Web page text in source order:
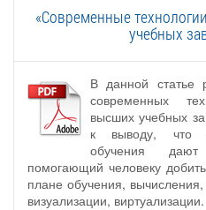
«Современные
учебных
В данной статье
современных
высших учебных
к выводу, что
обучения
помогающий человеку
плане обучения,
визуализации, виртуализации.